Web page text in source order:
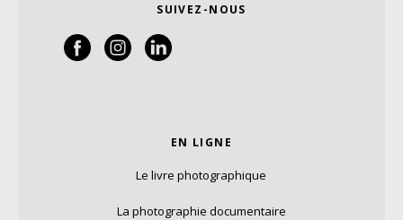
SUIVEZ-NOUS
EN LIGNE
Le livre photographique
La photographie documentaire